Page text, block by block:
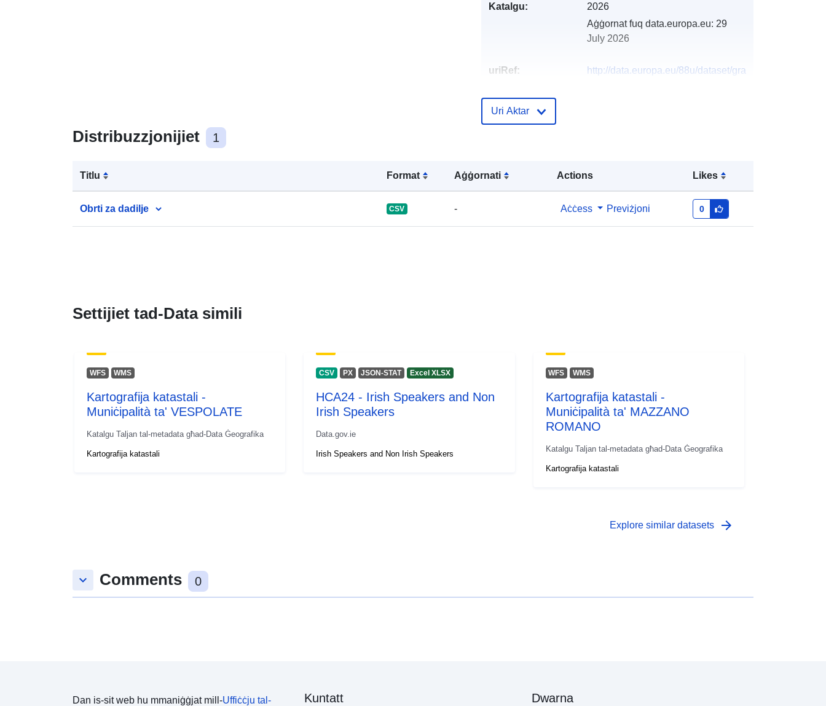
Distribuzzjonijiet 1
Titlu Format Aġġornati Actions Likes
Obrti za dadilje CSV - Aċċess Previżjoni 0
Katalgu:
2026
Aġġornat fuq data.europa.eu: 29
July 2026
uriRef:
http://data.europa.eu/88u/dataset/gra
Uri Aktar
Settijiet tad-Data simili
WFS WMS
Kartografija katastali -
Muniċipalità ta' VESPOLATE
Katalgu Taljan tal-metadata għad-Data Ġeografika
Kartografija katastali
CSV PX JSON-STAT Excel XLSX
HCA24 - Irish Speakers and Non
Irish Speakers
Data.gov.ie
Irish Speakers and Non Irish Speakers
WFS WMS
Kartografija katastali -
Muniċipalità ta' MAZZANO
ROMANO
Katalgu Taljan tal-metadata għad-Data Ġeografika
Kartografija katastali
Explore similar datasets arrow_forward
keyboard_arrow_down Comments 0
Dan is-sit web hu mmaniġġjat mill-Uffiċċju tal-
Kuntatt Dwarna